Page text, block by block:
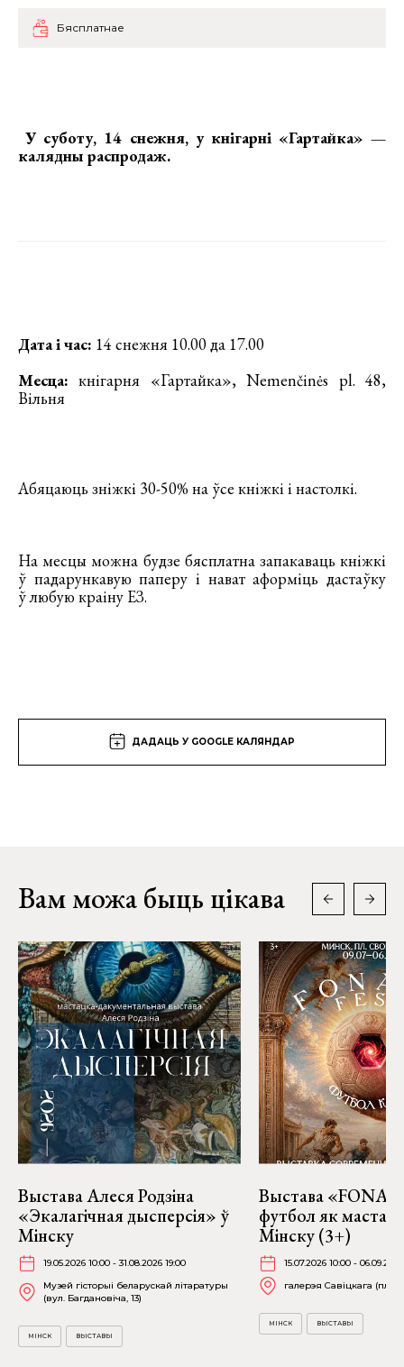
Бясплатнае
У суботу, 14 снежня, у кнігарні «Гартайка» —
калядны распродаж.
Дата і час: 14 снежня 10.00 да 17.00
Месца: кнігарня «Гартайка», Nemenčinės pl. 48,
Вільня
Абяцаюць зніжкі 30-50% на ўсе кніжкі і настолкі.
На месцы можна будзе бясплатна запакаваць кніжкі
ў падарункавую паперу і нават аформіць дастаўку
ў любую краіну ЕЗ.
ДАДАЦЬ У GOOGLE КАЛЯНДАР
Вам можа быць цікава
Выстава Алеся Родзіна
«Экалагічная дысперсія» ў
Мінску
19.05.2026 10:00 - 31.08.2026 19:00
Музей гісторыі беларускай літаратуры
(вул. Багдановіча, 13)
МІНСК ВЫСТАВЫ
Выстава
футбол як
Мінску (3+)
15.07.2026 10:00 -
галерэя Савіцкага (пл.
МІНСК ВЫСТАВЫ